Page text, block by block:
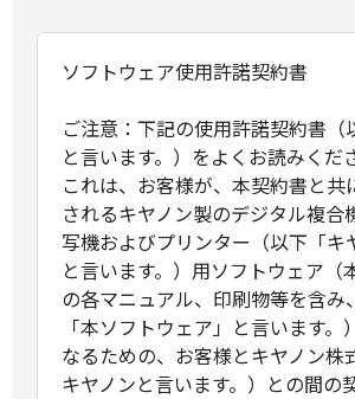
ソフトウェア使用許諾契約書
ご注意：下記の使用許諾契約書（
と言います。）をよくお読みくだ
これは、お客様が、本契約書と共
されるキヤノン製のデジタル複合
写機およびプリンター（以下「キ
と言います。）用ソフトウェア（
の各マニュアル、印刷物等を含み
「本ソフトウェア」と言います。
なるための、お客様とキヤノン株
キヤノンと言います。）との間の